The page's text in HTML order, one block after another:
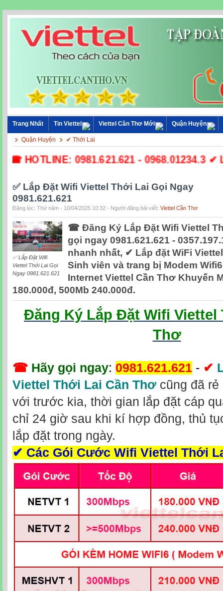
Trang Nhất Tin Viettel Viettel Cần Thơ Mới Quận Huyện
Quận Huyện ✔ Thới Lai
☎ HOTLINE: 0981.621.621 - 0968.01234.3
✅ Lắp Đặt Wifi Viettel Thới Lai Gọi Ngay
0981.621.621
Đăng lúc: Thứ năm - 10/04/2025 10:32 - Người đăng bài viết: Viettel Cần Thơ
✅ Lắp Đặt Wifi
Viettel Thới Lai Gọi
Ngay 0981.621.621
☎ Đăng Ký Lắp Đặt Wifi Viettel
gọi ngay 0981.621.621 -
nhanh nhất, ✔ ‎Lắp đặt WiFi
Sinh viên và trang bị Modem
Internet Viettel Cần Thơ Khuyến
180.000đ, 500Mb 240.000đ.
Đăng Ký Lắp Đặt Wifi Viettel
Thơ
☎ Hãy gọi ngay: 0981.621.621 - ✔
Viettel Thới Lai Cần Thơ cũng đã
với trước kia, thời gian lắp đặt cáp
chỉ 24 giờ sau khi kí hợp đồng, thủ
lắp đặt trong ngày.
✔ Các Gói Cước Wifi Viettel Thới